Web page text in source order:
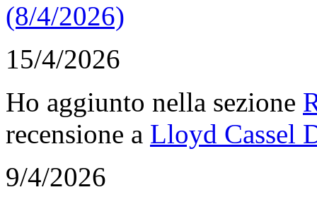
(8/4/2026)
15/4/2026
Ho aggiunto nella sezione
recensione a Lloyd Cassel
9/4/2026